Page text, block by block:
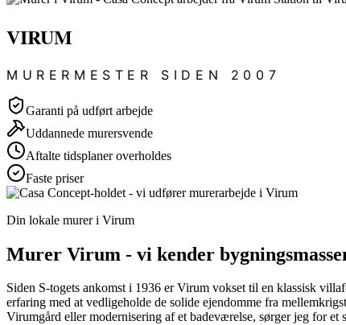
VIRUM
MURERMESTER SIDEN 2007
Garanti på udført arbejde
Uddannede murersvende
Aftalte tidsplaner overholdes
Faste priser
Din lokale murer i Virum
Murer Virum - vi kender
Siden S-togets ankomst i 1936 er Virum vokset til en klassisk
erfaring med at vedligeholde de solide ejendomme fra
Virumgård eller modernisering af et badeværelse, sørger jeg for